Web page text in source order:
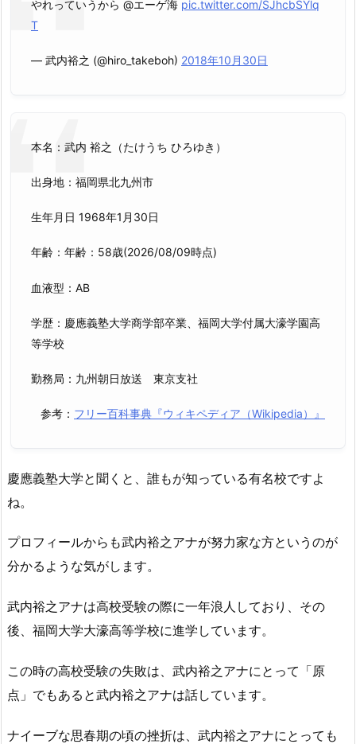
やれっていうから @エーゲ海 pic.twitter.com/SJhcbSYlq
T
— 武内裕之 (@hiro_takeboh) 2018年10月30日
本名：武内 裕之（たけうち ひろゆき）
出身地：福岡県北九州市
生年月日 1968年1月30日
年齢：年齢：58歳(2026/08/09時点)
血液型：AB
学歴：慶應義塾大学商学部卒業、福岡大学付属大濠学園高
等学校
勤務局：九州朝日放送 東京支社
参考： フリー百科事典『ウィキペディア（Wikipedia）』
慶應義塾大学と聞くと、誰もが知っている有名校ですよ
ね。
プロフィールからも武内裕之アナが努力家な方というのが
分かるような気がします。
武内裕之アナは高校受験の際に一年浪人しており、その
後、福岡大学大濠高等学校に進学しています。
この時の高校受験の失敗は、武内裕之アナにとって「原
点」でもあると武内裕之アナは話しています。
ナイーブな思春期の頃の挫折は、武内裕之アナにとっても